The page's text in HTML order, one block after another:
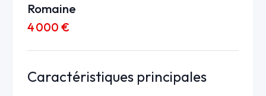
Romaine
4 000 €
Caractéristiques principales